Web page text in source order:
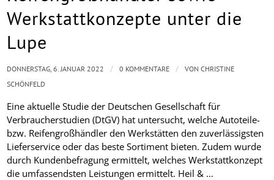
Werkstattkonzepte unter die
Lupe
Eine aktuelle Studie der Deutschen Gesellschaft für
Verbraucherstudien (DtGV) hat untersucht, welche Autoteile-
bzw. Reifengroßhändler den Werkstätten den zuverlässigsten
Lieferservice oder das beste Sortiment bieten. Zudem wurde
durch Kundenbefragung ermittelt, welches Werkstattkonzept
die umfassendsten Leistungen ermittelt. Heil & …
DONNERSTAG, 6. JANUAR 2022 / 0 KOMMENTARE / VONCHRISTINE
SCHÖNFELD